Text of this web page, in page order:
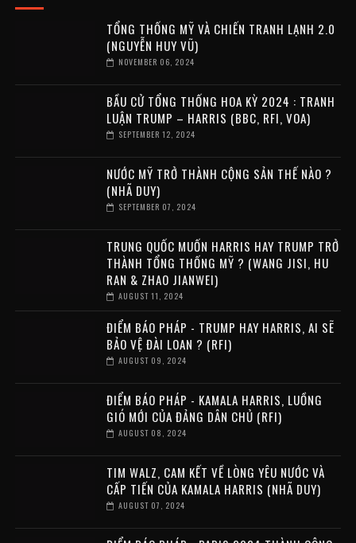
TỔNG THỐNG MỸ VÀ CHIẾN TRANH LẠNH 2.0
(NGUYỄN HUY VŨ)
NOVEMBER 06, 2024
BẦU CỬ TỔNG THỐNG HOA KỲ 2024 : TRANH
LUẬN TRUMP – HARRIS (BBC, RFI, VOA)
SEPTEMBER 12, 2024
NƯỚC MỸ TRỞ THÀNH CỘNG SẢN THẾ NÀO ?
(NHÃ DUY)
SEPTEMBER 07, 2024
TRUNG QUỐC MUỐN HARRIS HAY TRUMP TRỞ
THÀNH TỔNG THỐNG MỸ ? (WANG JISI, HU
RAN & ZHAO JIANWEI)
AUGUST 11, 2024
ĐIỂM BÁO PHÁP - TRUMP HAY HARRIS, AI SẼ
BẢO VỆ ĐÀI LOAN ? (RFI)
AUGUST 09, 2024
ĐIỂM BÁO PHÁP - KAMALA HARRIS, LUỒNG
GIÓ MỚI CỦA ĐẢNG DÂN CHỦ (RFI)
AUGUST 08, 2024
TIM WALZ, CAM KẾT VỀ LÒNG YÊU NƯỚC VÀ
CẤP TIẾN CỦA KAMALA HARRIS (NHÃ DUY)
AUGUST 07, 2024